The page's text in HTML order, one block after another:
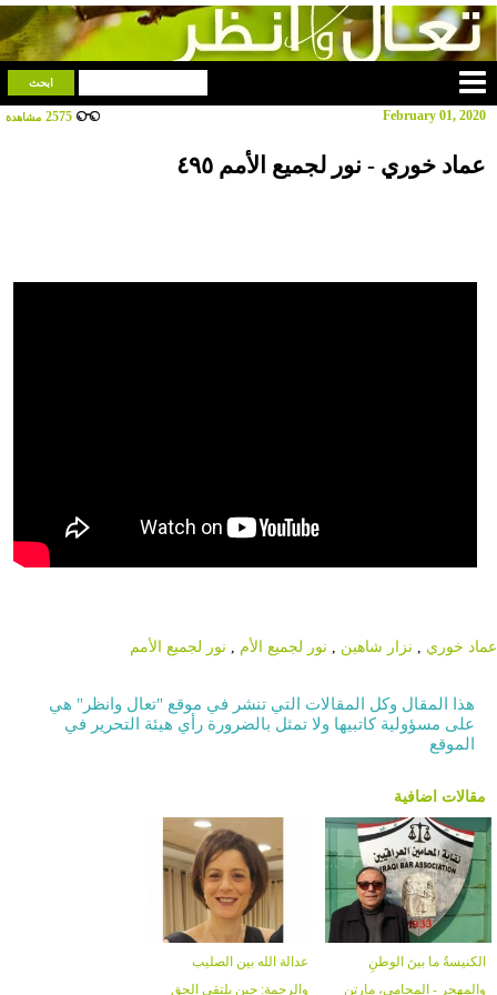
February 01, 2020
2575 مشاهدة
عماد خوري - نور لجميع الأمم ٤٩٥
عماد خوري نزار شاهين نور لجميع الأم نور لجميع الأمم
هذا المقال وكل المقالات التي تنشر في موقع "تعال وانظر" هي
على مسؤولية كاتبيها ولا تمثل بالضرورة رأي هيئة التحرير في
الموقع
مقالات اضافية
الكنيسةُ ما بينَ الوطنِ
والمهجرِ - المحامي، مارتن
عدالة الله بين الصليب
والرحمة: حين يلتقي الحق